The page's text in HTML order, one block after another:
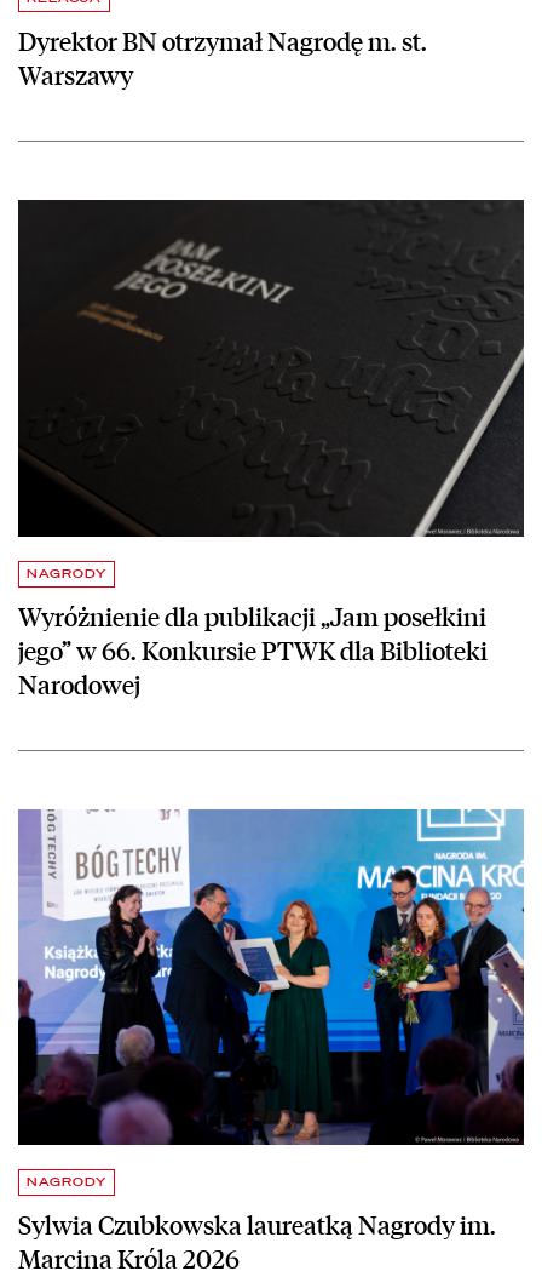
Dyrektor BN otrzymał Nagrodę m. st.
Warszawy
NAGRODY
Wyróżnienie dla publikacji „Jam posełkini
jego” w 66. Konkursie PTWK dla Biblioteki
Narodowej
czytaj więcej o Wyróżnienie dla publikacji „Jam posełkini jego” w 66.
NAGRODY
Sylwia Czubkowska laureatką Nagrody im.
Marcina Króla 2026
czytaj więcej o Sylwia Czubkowska laureatką Nagrody im. Marcina